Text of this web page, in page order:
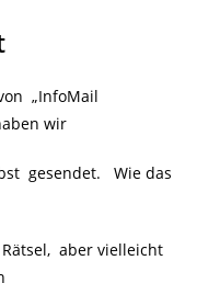
„InfoMail
wir
gesendet. Wie das
aber vielleicht